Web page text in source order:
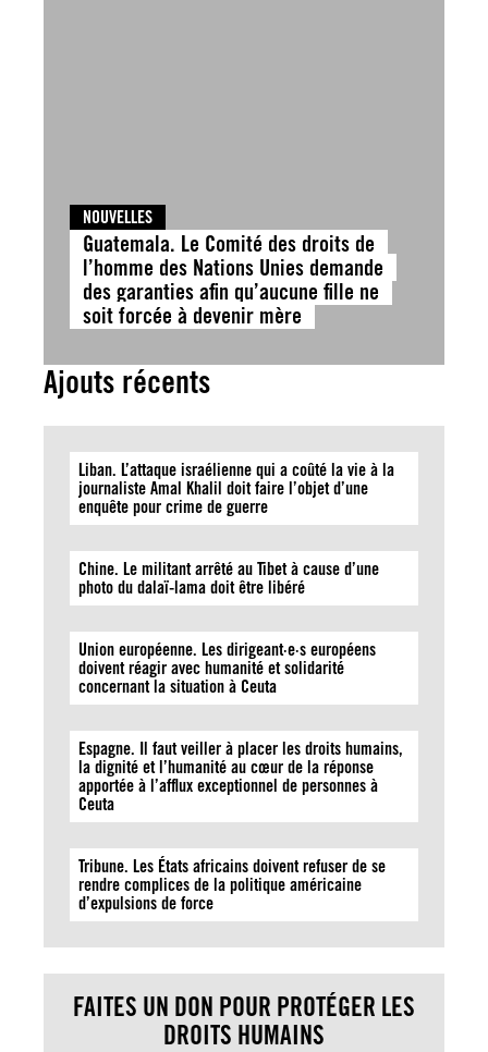
NOUVELLES
Guatemala. Le Comité des droits de
l’homme des Nations Unies demande
des garanties afin qu’aucune fille ne
soit forcée à devenir mère
Ajouts récents
Liban. L’attaque israélienne qui a coûté la vie à la
journaliste Amal Khalil doit faire l’objet d’une
enquête pour crime de guerre
Chine. Le militant arrêté au Tibet à cause d’une
photo du dalaï-lama doit être libéré
Union européenne. Les dirigeant·e·s européens
doivent réagir avec humanité et solidarité
concernant la situation à Ceuta
Espagne. Il faut veiller à placer les droits humains,
la dignité et l’humanité au cœur de la réponse
apportée à l’afflux exceptionnel de personnes à
Ceuta
Tribune. Les États africains doivent refuser de se
rendre complices de la politique américaine
d’expulsions de force
FAITES UN DON POUR PROTÉGER LES
DROITS HUMAINS